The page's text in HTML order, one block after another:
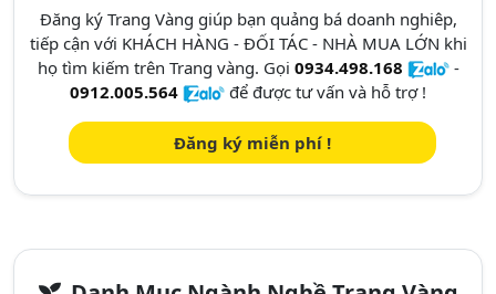
Đăng ký Trang Vàng giúp bạn quảng bá doanh nghiêp,
tiếp cận với KHÁCH HÀNG - ĐỐI TÁC - NHÀ MUA LỚN khi
họ tìm kiếm trên Trang vàng. Gọi 0934.498.168
-
0912.005.564
để được tư vấn và hỗ trợ !
Đăng ký miễn phí !